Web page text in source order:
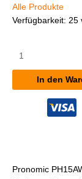
Alle Produkte
Verfügbarkeit: 25
PH15AW
Aktivbox
In den
Pronomic